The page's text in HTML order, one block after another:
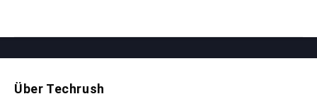
Über Techrush